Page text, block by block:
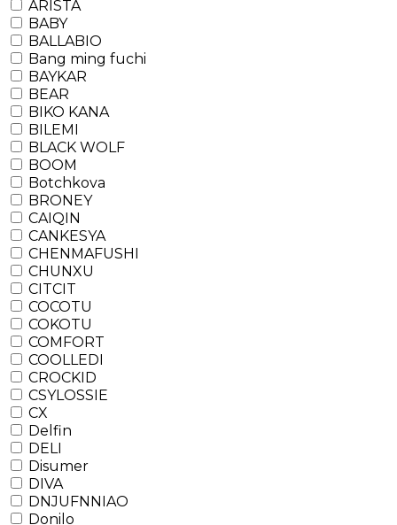
ARISTA
BABY
BALLABIO
Bang ming fuchi
BAYKAR
BEAR
BIKO KANA
BILEMI
BLACK WOLF
BOOM
Botchkova
BRONEY
CAIQIN
CANKESYA
CHENMAFUSHI
CHUNXU
CITCIT
COCOTU
COKOTU
COMFORT
COOLLEDI
CROCKID
CSYLOSSIE
CX
Delfin
DELI
Disumer
DIVA
DNJUFNNIAO
Donilo